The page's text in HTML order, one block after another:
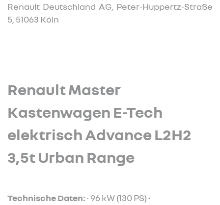
Renault Deutschland AG, Peter-Huppertz-Straße
5, 51063 Köln
Renault Master
Kastenwagen E-Tech
elektrisch Advance L2H2
3,5t Urban Range
Technische Daten:• 96 kW (130 PS) •